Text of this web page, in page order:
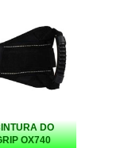
DO
OX740